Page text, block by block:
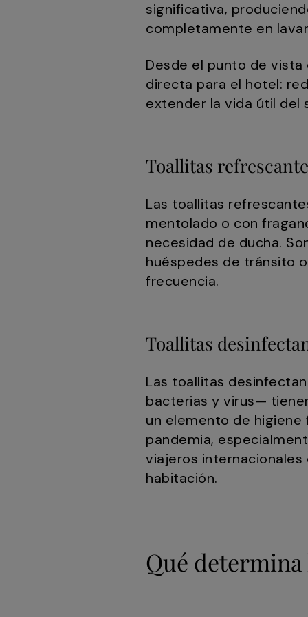
significativa,
completamente en
Desde el punto de
directa para el hotel:
extender la vida útil del
Toallitas
Las toallitas
mentolado o con
necesidad de ducha.
huéspedes de tránsito
frecuencia.
Toallitas
Las toallitas
bacterias y virus—
un elemento de higiene
pandemia,
viajeros
habitación.
Qué